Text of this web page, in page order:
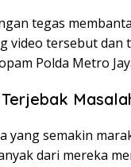
tegas
video tersebut dan
Polda Metro
yang semakin
dari mereka